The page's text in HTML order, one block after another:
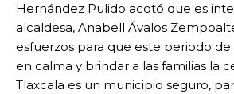
Hernández Pulido acotó que es
alcaldesa, Anabell Ávalos
esfuerzos para que este periodo de
en calma y brindar a las familias la
Tlaxcala es un municipio seguro,